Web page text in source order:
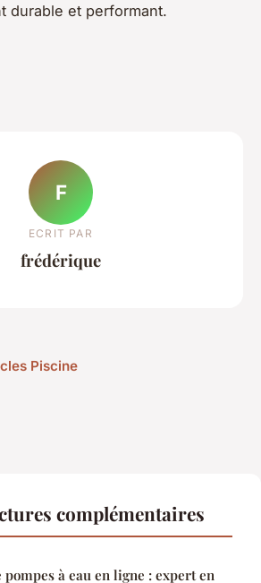
durable et performant.
F
ECRIT PAR
frédérique
Piscine
complémentaires
à eau en ligne : expert en